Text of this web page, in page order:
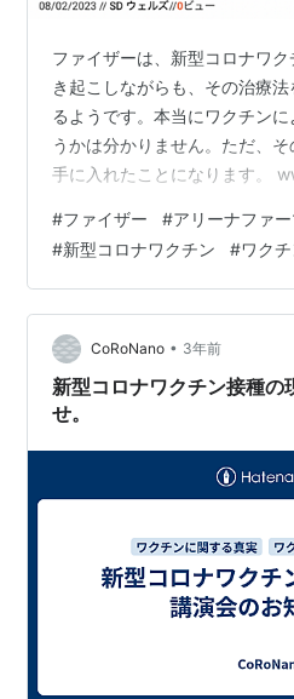
ファイザーは、新型コロナワ
き起こしながらも、その治療
るようです。本当にワクチン
うかは分かりません。ただ、
手に入れたことになります。
しています。リンク先は日本語
下、上記記事より一部引用）
下、省略） だから、浮かれて
いマスコットまで作ってしま
掲載させていただいた 世界は
を…
#ファイザー #アリーナファ
#新型コロナワクチン #ワク
CoRoNano • 3年前
新型コロナワクチン接種の
せ。